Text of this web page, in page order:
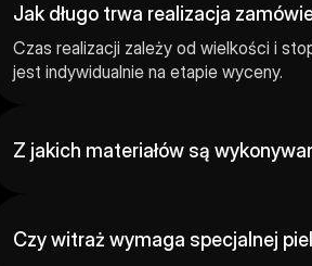
Jak długo trwa realizacja
Czas realizacji zależy od wielkości i
jest indywidualnie na etapie wyceny.
Z jakich materiałów są
Czy witraż wymaga specjalnej